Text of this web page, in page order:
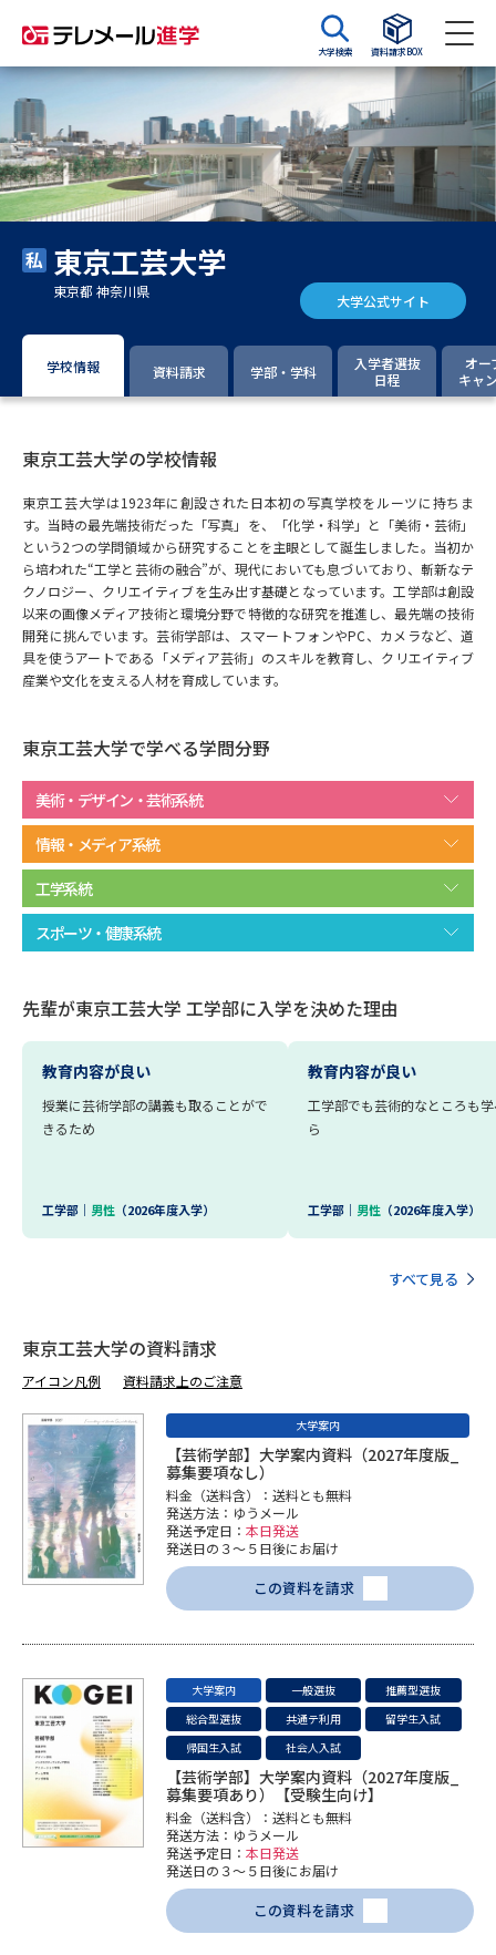
大学検索 資料請求BOX
資料請求 資料検索
大学・短大の資料種類から請求
大学パンフ
集要項＆願書
大学入学共通テスト利用選抜の
専門学校の資料請求 大学院の資料請求
留学・進学関連、塾・予備校
大学入学共通テスト「受験案
内」の請求
大学入学共通テスト「受験上の
配慮案内」の請求
高等学校卒業程度認定試験
幼稚園教員資格認定試験 小学校教員資格認定試験
試験
大学研究 大学検索
大学で学べる内容や特徴を調べる
データサイエンス特集 奨学金・特待生制度特集
デジタルパンフレット 進路の３択
SELFBRAND特集ページ
オープンキャンパス検索
受験準備 資料検索
志望校・出願校を調べる
先輩が入学を決めた理由 テレメール全国一斉進学調査
新生活お役立ちガイド
学問発見
大学で学びたい学問発見
東京工芸大学
東京都 神奈川県 大学公式サイト
学校情報 資料請求 学部・学科
入学者選抜
日程
オー
キャ
東京工芸大学の学校情報
東京工芸大学は1923年に創設された日本初の写真学校をルーツに持ちま
す。当時の最先端技術だった「写真」を、「化学・科学」と「美術・芸術」
という2つの学問領域から研究することを主眼として誕生しました。当初か
ら培われた“工学と芸術の融合”が、現代においても息づいており、斬新なテ
クノロジー、クリエイティブを生み出す基礎となっています。工学部は創設
以来の画像メディア技術と環境分野で特徴的な研究を推進し、最先端の技術
開発に挑んでいます。芸術学部は、スマートフォンやPC、カメラなど、道
具を使うアートである「メディア芸術」のスキルを教育し、クリエイティブ
産業や文化を支える人材を育成しています。
東京工芸大学で学べる学問分野
美術・デザイン・芸術系統
情報・メディア系統
工学系統
スポーツ・健康系統
先輩が東京工芸大学 工学部に入学を決めた理由
教育内容が良い
授業に芸術学部の講義も取ることがで
きるため
工学部｜ 男性 （2026年度入学）
教育内容が良い
工学部でも芸術的なところも
ら
工学部｜ 男性 （2026年度入学）
すべて見る
東京工芸大学の資料請求
アイコン凡例 資料請求上のご注意
大学案内
【芸術学部】大学案内資料（2027年度版_
募集要項なし）
料金（送料含）：送料とも無料
発送方法：ゆうメール
発送予定日： 本日発送
発送日の３～５日後にお届け
この資料を請求
大学案内 一般選抜
推薦型選抜
総合型選抜
共通テ利用
留学生入試
帰国生入試
社会人入試
【芸術学部】大学案内資料（2027年度版_
募集要項あり）【受験生向け】
料金（送料含）：送料とも無料
発送方法：ゆうメール
発送予定日： 本日発送
発送日の３～５日後にお届け
この資料を請求